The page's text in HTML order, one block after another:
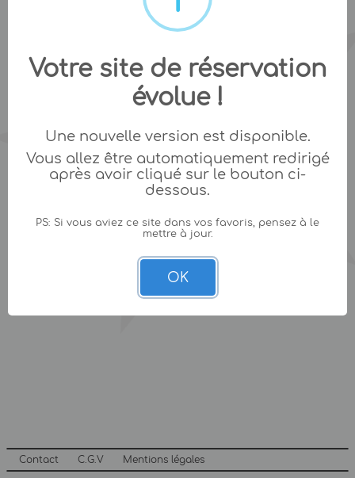
Contact C.G.V Mentions légales
Votre site de réservation
évolue !
Une nouvelle version est disponible.
Vous allez être automatiquement redirigé
après avoir cliqué sur le bouton ci-
dessous.
PS: Si vous aviez ce site dans vos favoris, pensez à le
mettre à jour.
OK